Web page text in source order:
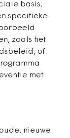
basis,
specifieke
zoals het
of
met
nieuwe